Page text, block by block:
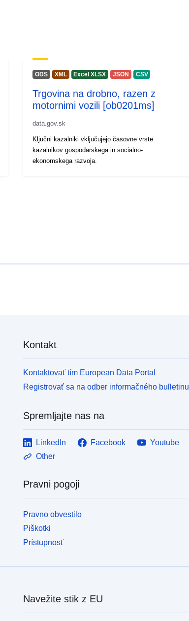
ODS XML Excel XLSX JSON CSV
Trgovina na drobno, razen z
motornimi vozili [ob0201ms]
data.gov.sk
Ključni kazalniki vključujejo časovne vrste
kazalnikov gospodarskega in socialno-
ekonomskega razvoja.
Kontakt
Kontaktovať tím European Data Portal
Registrovať sa na odber informačného bulletinu
Spremljajte nas na
LinkedIn Facebook
Youtube
Other
Pravni pogoji
Pravno obvestilo
Piškotki
Prístupnosť
Navežite stik z EU